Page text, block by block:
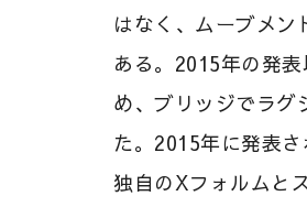
はなく、ムーブメン
ある。2015年の発
め、ブリッジでラグ
た。2015年に発表
独自のXフォルムと